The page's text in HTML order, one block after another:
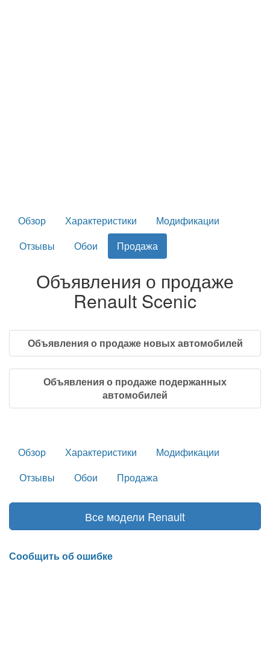
Обзор Характеристики
Модификации
Отзывы
Обои Продажа
Объявления о продаже
Renault Scenic
Объявления о продаже новых автомобилей
Объявления о продаже подержанных
автомобилей
Обзор Характеристики
Модификации
Отзывы
Обои Продажа
Все модели Renault
Сообщить об ошибке